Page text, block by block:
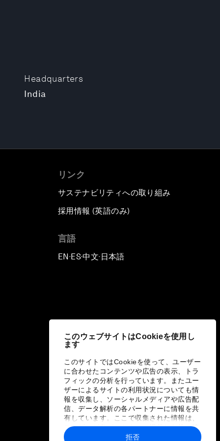
このウェブサイトはCookieを使用し
ます
このサイトではCookieを使って、ユーザー
に合わせたコンテンツや広告の表示、トラ
フィックの分析を行っています。またユー
ザーによるサイトの利用状況についても情
報を収集し、ソーシャルメディアや広告配
信、データ解析の各パートナーに情報を共
有しています。ここで収集された情報は、
ユーザーが各パートナーに提供した他の情
報や各パートナーのサービスを使用した際
拒否
Headquarters
India
リンク
サステナビリティへの取り組み
採用情報 (英語のみ)
言語
EN ▪ES▪中文▪ 日本語